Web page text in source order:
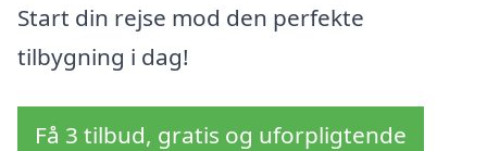
Start din rejse mod den perfekte
tilbygning i dag!
Få 3 tilbud, gratis og uforpligtende